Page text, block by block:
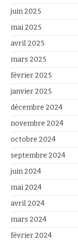
juin 2025
mai 2025
avril 2025
mars 2025
février 2025
janvier 2025
décembre 2024
novembre 2024
octobre 2024
septembre 2024
juin 2024
mai 2024
avril 2024
mars 2024
février 2024